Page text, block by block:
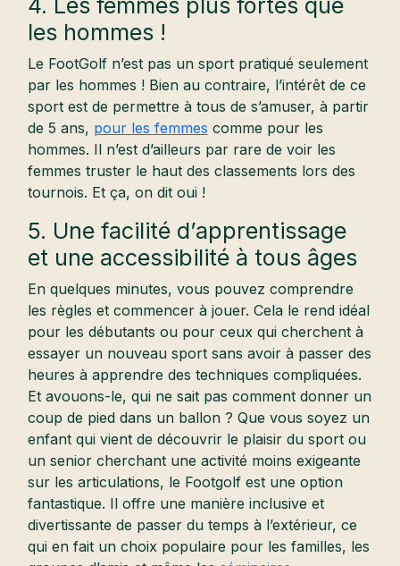
4. Les femmes plus fortes que
les hommes !
Le FootGolf n’est pas un sport pratiqué seulement
par les hommes ! Bien au contraire, l’intérêt de ce
sport est de permettre à tous de s’amuser, à partir
de 5 ans, pour les femmes comme pour les
hommes. Il n’est d’ailleurs par rare de voir les
femmes truster le haut des classements lors des
tournois. Et ça, on dit oui !
5. Une facilité d’apprentissage
et une accessibilité à tous âges
En quelques minutes, vous pouvez comprendre
les règles et commencer à jouer. Cela le rend idéal
pour les débutants ou pour ceux qui cherchent à
essayer un nouveau sport sans avoir à passer des
heures à apprendre des techniques compliquées.
Et avouons-le, qui ne sait pas comment donner un
coup de pied dans un ballon ? Que vous soyez un
enfant qui vient de découvrir le plaisir du sport ou
un senior cherchant une activité moins exigeante
sur les articulations, le Footgolf est une option
fantastique. Il offre une manière inclusive et
divertissante de passer du temps à l’extérieur, ce
qui en fait un choix populaire pour les familles, les